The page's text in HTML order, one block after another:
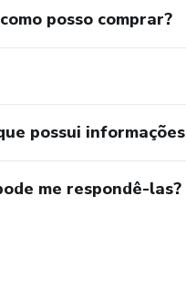
posso comprar?
possui
me respondê-las?